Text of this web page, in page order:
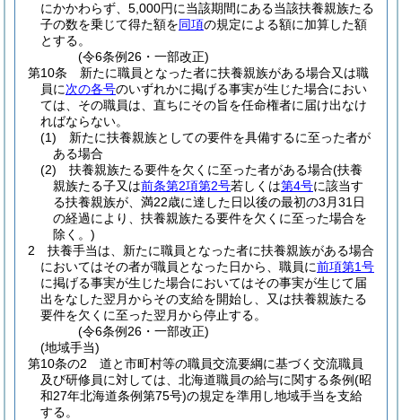
にかかわらず、5,000円に当該期間にある当該扶養親族たる
子の数を乗じて得た額を同項の規定による額に加算した額
とする。
(令6条例26・一部改正)
第10条
新たに職員となった者に扶養親族がある場合又は職
員に次の各号のいずれかに掲げる事実が生じた場合におい
ては、その職員は、直ちにその旨を任命権者に届け出なけ
ればならない。
(1)
新たに扶養親族としての要件を具備するに至った者が
ある場合
(2)
扶養親族たる要件を欠くに至った者がある場合(扶養
親族たる子又は前条第2項第2号若しくは第4号に該当す
る扶養親族が、満22歳に達した日以後の最初の3月31日
の経過により、扶養親族たる要件を欠くに至った場合を
除く。)
2
扶養手当は、新たに職員となった者に扶養親族がある場合
においてはその者が職員となった日から、職員に前項第1号
に掲げる事実が生じた場合においてはその事実が生じて届
出をなした翌月からその支給を開始し、又は扶養親族たる
要件を欠くに至った翌月から停止する。
(令6条例26・一部改正)
(地域手当)
第10条の2
道と市町村等の職員交流要綱に基づく交流職員
及び研修員に対しては、北海道職員の給与に関する条例(昭
和27年北海道条例第75号)の規定を準用し地域手当を支給
する。